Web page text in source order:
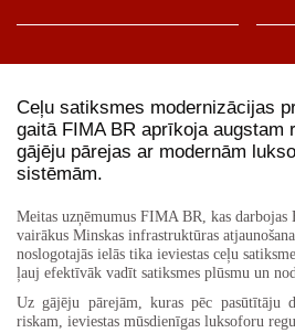
Ceļu satiksmes modernizācijas
gaitā FIMA BR aprīkoja augstam
gājēju pārejas ar modernām
sistēmām.
Meitas uzņēmumus FIMA BR, kas
vairākus Minskas infrastruktūras
noslogotajās ielās tika ieviestas ceļu
ļauj efektīvāk vadīt satiksmes plūsmu un
Uz gājēju pārejām, kuras pēc pasūtītāju
riskam, ieviestas mūsdienīgas luksoforu